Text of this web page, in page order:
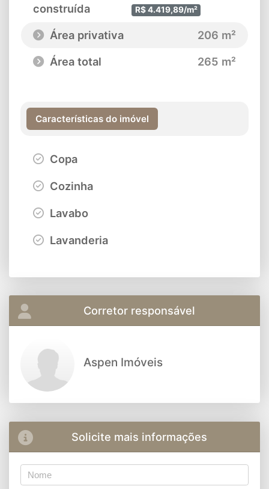
construída R$ 4.419,89/m²
Área privativa
206 m²
Área total
265 m²
Características do imóvel
Copa
Cozinha
Lavabo
Lavanderia
Corretor responsável
Aspen Imóveis
Solicite mais informações